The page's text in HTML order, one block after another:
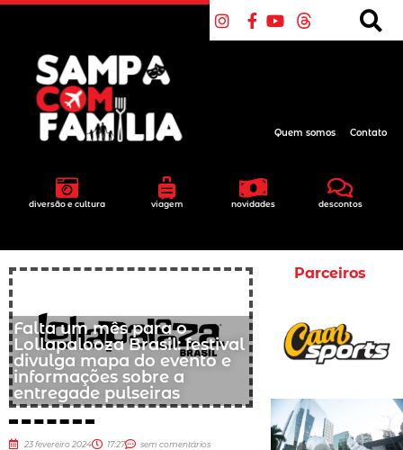
diversão e cultura viagem novidades descontos
Quem somos Contato
Falta um mês para o
Lollapalooza Brasil: festival
divulga mapa do evento e
informações sobre a
entregade pulseiras
23 fevereiro 2024 17:27 sem comentários
Parceiros